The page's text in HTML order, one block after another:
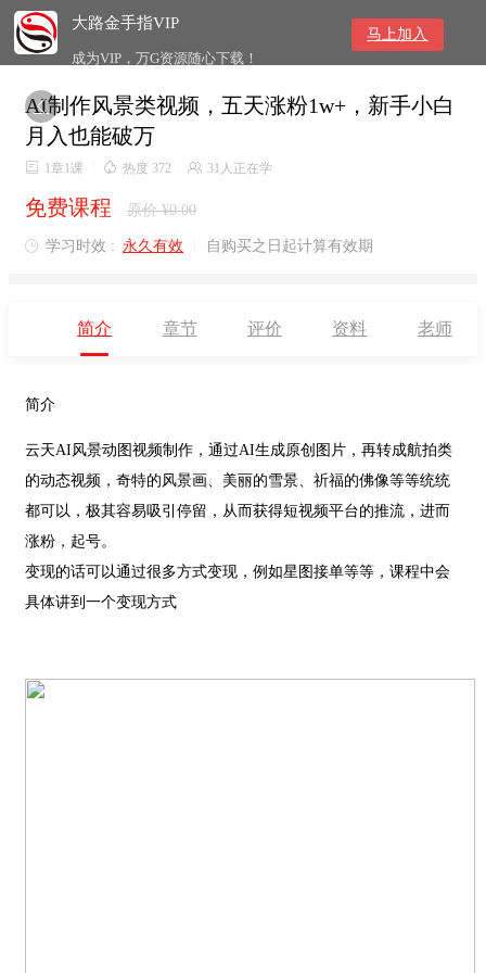
大路金手指VIP
成为VIP，万G资源随心下载！
马上加入

AI制作风景类视频，五天涨粉1w+，新手小白
月入也能破万
 1章1课  热度 372  31人正在学
免费课程 原价 ¥0.00
 学习时效 : 永久有效 自购买之日起计算有效期
简介 章节 评价 资料 老师
简介
云天AI风景动图视频制作，通过AI生成原创图片，再转成航拍类
的动态视频，奇特的风景画、美丽的雪景、祈福的佛像等等统统
都可以，极其容易吸引停留，从而获得短视频平台的推流，进而
涨粉，起号。
变现的话可以通过很多方式变现，例如星图接单等等，课程中会
具体讲到一个变现方式